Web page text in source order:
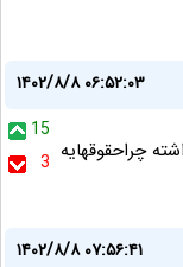
۱۴۰۲/۸/۸ ۰۶:۵۲:۰۳
15
3 چراحقوقهایه
۱۴۰۲/۸/۸ ۰۷:۵۶:۴۱